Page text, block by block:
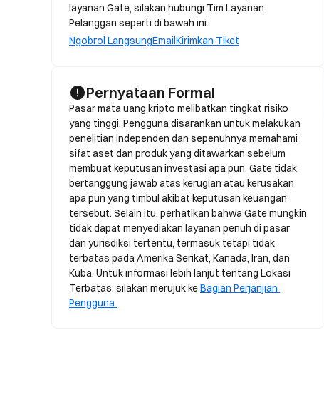
layanan Gate, silakan hubungi Tim Layanan
Pelanggan seperti di bawah ini.
Ngobrol LangsungEmailKirimkan Tiket
Pernyataan Formal
Pasar mata uang kripto melibatkan tingkat risiko
yang tinggi. Pengguna disarankan untuk melakukan
penelitian independen dan sepenuhnya memahami
sifat aset dan produk yang ditawarkan sebelum
membuat keputusan investasi apa pun. Gate tidak
bertanggung jawab atas kerugian atau kerusakan
apa pun yang timbul akibat keputusan keuangan
tersebut. Selain itu, perhatikan bahwa Gate mungkin
tidak dapat menyediakan layanan penuh di pasar
dan yurisdiksi tertentu, termasuk tetapi tidak
terbatas pada Amerika Serikat, Kanada, Iran, dan
Kuba. Untuk informasi lebih lanjut tentang Lokasi
Terbatas, silakan merujuk ke Bagian Perjanjian
Pengguna.